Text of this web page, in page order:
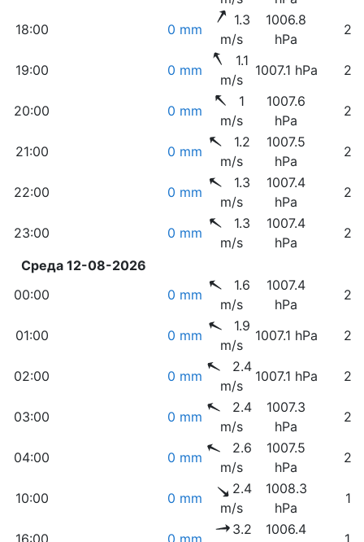
18:00 0 mm
1.3
m/s
1006.8
hPa
19:00 0 mm
1.1
m/s
1007.1 hPa
20:00 0 mm
1
m/s
1007.6
hPa
21:00 0 mm
1.2
m/s
1007.5
hPa
22:00 0 mm
1.3
m/s
1007.4
hPa
23:00 0 mm
1.3
m/s
1007.4
hPa
Среда 12-08-2026
00:00
0 mm
1.6
m/s
1007.4
hPa
01:00 0 mm
1.9
m/s
1007.1 hPa
02:00 0 mm
2.4
m/s
1007.1 hPa
03:00 0 mm
2.4
m/s
1007.3
hPa
04:00 0 mm
2.6
m/s
1007.5
hPa
10:00 0 mm
2.4
m/s
1008.3
hPa
16:00 0 mm
3.2
1006.4